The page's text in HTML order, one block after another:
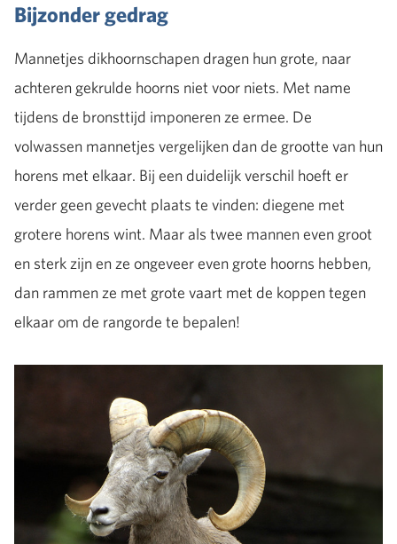
Bijzonder gedrag
Mannetjes dikhoornschapen dragen hun grote, naar
achteren gekrulde hoorns niet voor niets. Met name
tijdens de bronsttijd imponeren ze ermee. De
volwassen mannetjes vergelijken dan de grootte van hun
horens met elkaar. Bij een duidelijk verschil hoeft er
verder geen gevecht plaats te vinden: diegene met
grotere horens wint. Maar als twee mannen even groot
en sterk zijn en ze ongeveer even grote hoorns hebben,
dan rammen ze met grote vaart met de koppen tegen
elkaar om de rangorde te bepalen!